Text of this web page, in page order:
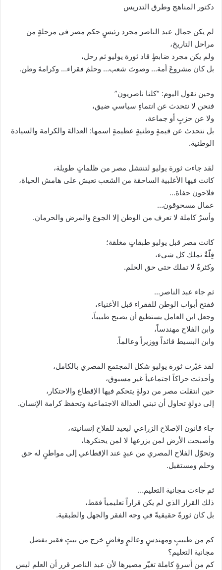
دكتور المناهج وطرق التدريس
لم يكن جمال عبد الناصر مجرد رئيسٍ حكم مصر في مرحلةٍ من
مراحل التاريخ،
ولم يكن مجرد ضابطٍ قاد ثورة يوليو ثم رحل،
بل كان مشروعَ أمة… وصوتَ شعب… وحلمَ فقراء… وكرامةَ وطن.
وحين نقول اليوم: “كلنا ناصريون”
فنحن لا نتحدث عن انتماءٍ سياسي ضيق،
ولا عن حزبٍ أو جماعة،
بل نتحدث عن قيمةٍ وطنيةٍ عظيمةٍ اسمها: العدالة والكرامة والسيادة
الوطنية.
لقد جاءت ثورة يوليو لتنتشل مصر من ظلماتٍ طويلة،
كانت فيها الأغلبية الساحقة من الشعب تعيش على هامش الحياة،
فلاحون حفاة…
عمال مسحوقون…
وأسرٌ كاملة لا تعرف من الوطن إلا الجوع والمرض والحرمان.
كانت مصر قبل يوليو طبقاتٍ مغلقة؛
قِلّةٌ تملك كل شيء،
وكثرةٌ لا تملك حتى حق الحلم.
ثم جاء عبد الناصر…
ففتح أبواب الوطن للفقراء قبل الأغنياء،
وجعل ابن العامل يستطيع أن يصبح طبيباً،
وابن الفلاح مهندساً،
وابن البسيط قائداً ووزيراً وعالماً.
لقد غيّرت ثورة يوليو شكل المجتمع المصري بالكامل،
وأحدثت حراكاً اجتماعياً غير مسبوق،
حين انتقلت مصر من دولةٍ يتحكم فيها الإقطاع والاحتكار،
إلى دولةٍ تحاول أن تبني العدالة الاجتماعية وتحفظ كرامة الإنسان.
جاء قانون الإصلاح الزراعي ليعيد للفلاح إنسانيته،
وأصبحت الأرض لمن يزرعها لا لمن يحتكرها،
وتحوّل الفلاح المصري من عبدٍ عند الإقطاعي إلى مواطنٍ له حق
وحلم ومستقبل.
ثم جاءت مجانية التعليم…
ذلك القرار الذي لم يكن قراراً تعليمياً فقط،
بل كان ثورةً حقيقيةً في وجه الفقر والجهل والطبقية.
كم من طبيبٍ ومهندسٍ وعالمٍ وقاضٍ خرج من بيتٍ فقير بفضل
مجانية التعليم؟
كم من أسرةٍ كاملة تغيّر مصيرها لأن عبد الناصر قرر أن العلم ليس